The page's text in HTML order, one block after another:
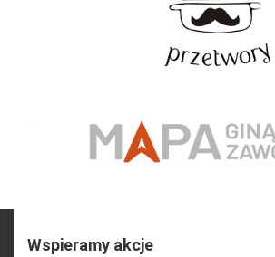
Wspieramy akcje